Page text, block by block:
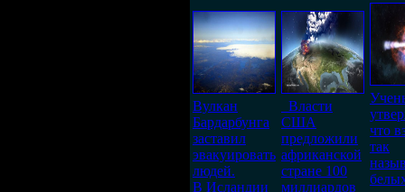
Вулкан
Бардарбунга
заставил
эвакуировать
людей.
В Исландии
Власти
США
предложили
африканской
стране 100
миллиардов
что
так